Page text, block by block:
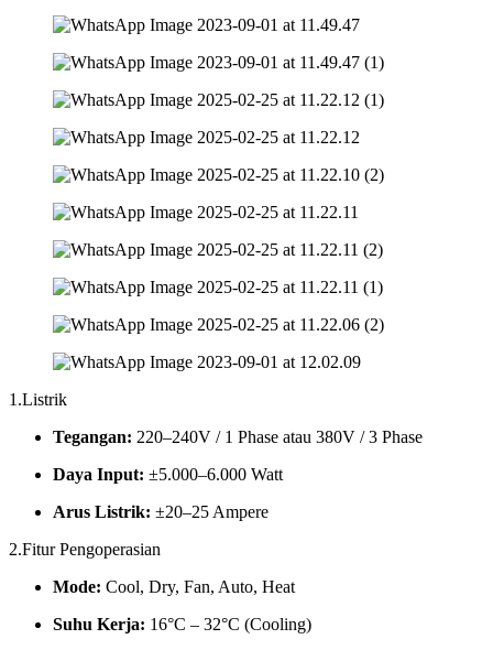
1.Listrik
Tegangan: 220–240V / 1 Phase atau 380V / 3 Phase
Daya Input: ±5.000–6.000 Watt
Arus Listrik: ±20–25 Ampere
2.Fitur Pengoperasian
Mode: Cool, Dry, Fan, Auto, Heat
Suhu Kerja: 16°C – 32°C (Cooling)